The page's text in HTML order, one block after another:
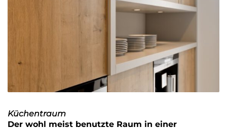
Küchentraum
Der wohl meist benutzte Raum in einer